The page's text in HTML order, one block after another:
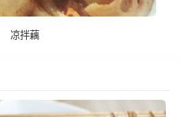
凉拌藕